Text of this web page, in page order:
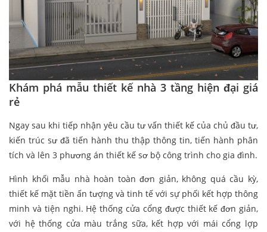
Khám phá mẫu thiết kế nhà 3 tầng hiện đại giá
rẻ
Ngay sau khi tiếp nhận yêu cầu tư vấn thiết kế của chủ đầu tư,
kiến trúc sư đã tiến hành thu thập thông tin, tiến hành phân
tích và lên 3 phương án thiết kế sơ bộ công trình cho gia đình.
Hình khối mẫu nhà hoàn toàn đơn giản, không quá cầu kỳ,
thiết kế mặt tiền ấn tượng và tinh tế với sự phối kết hợp thông
minh và tiện nghi. Hệ thống cửa cổng được thiết kế đơn giản,
với hệ thống cửa màu trắng sữa, kết hợp với mái cổng lợp